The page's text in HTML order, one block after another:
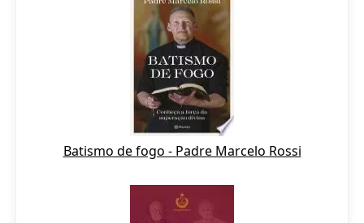
Batismo de fogo - Padre Marcelo Rossi